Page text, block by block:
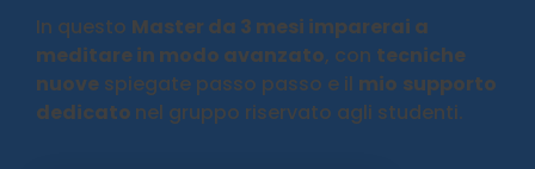
In questo Master da 3 mesi imparerai a
meditare in modo avanzato, con tecniche
nuove spiegate passo passo e il mio supporto
dedicato nel gruppo riservato agli studenti.